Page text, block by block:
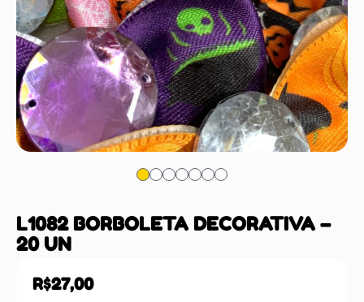
L1082 BORBOLETA DECORATIVA –
20 UN
R$27,00